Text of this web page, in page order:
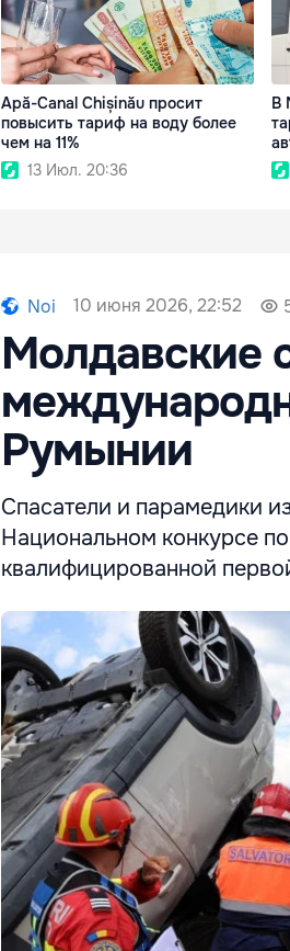
Apă-Canal Chișinău просит
повысить тариф на воду более
чем на 11%
13 Июл. 20:36
В
Noi 10 июня 2026, 22:52
Молдавские
Румынии
Спасатели и парамедики
Национальном конкурсе
квалифицированной